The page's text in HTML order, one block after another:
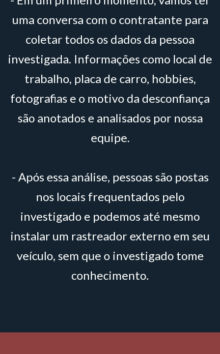
uma conversa com o contratante para
coletar todos os dados da pessoa
investigada. Informações como local de
trabalho, placa de carro, hobbies,
fotografias e o motivo da desconfiança
são anotados e analisados por nossa
equipe.
- Após essa análise, pessoas são postas
nos locais frequentados pelo
investigado e podemos até mesmo
instalar um rastreador externo em seu
veículo, sem que o investigado tome
conhecimento.